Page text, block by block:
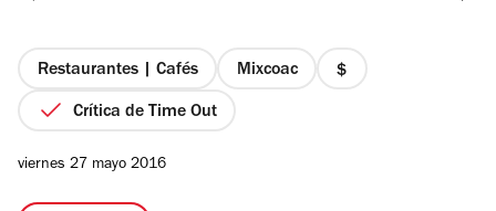
estrellas
Restaurantes | Cafés Mixcoac
precio
Crítica de Time Out
viernes 27 mayo 2016